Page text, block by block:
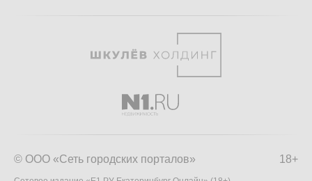
18+
© ООО «Сеть городских порталов»